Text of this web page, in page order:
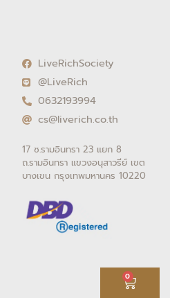
0
Cart
LiveRichSociety
@LiveRich
0632193994
cs@liverich.co.th
17 ซ.รามอินทรา 23 แยก 8
ถ.รามอินทรา แขวงอนุสาวรีย์ เขต
บางเขน กรุงเทพมหานคร 10220